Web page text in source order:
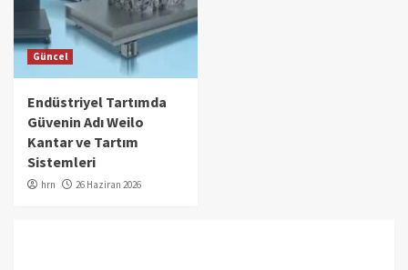
Güncel
Endüstriyel Tartımda
Güvenin Adı Weilo
Kantar ve Tartım
Sistemleri
hrn 26 Haziran 2026